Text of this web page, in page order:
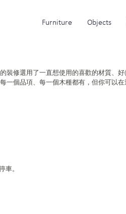
Furniture Objects
裝修選用了一直想使用的喜歡的材質、
個品項、每一個木種都有，但你可以
車。